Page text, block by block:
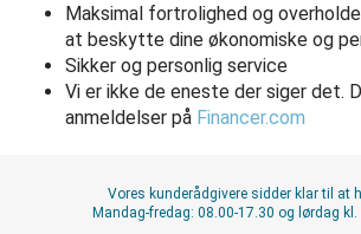
Maksimal fortrolighed og
at beskytte dine økonomiske og
Sikker og personlig service
Vi er ikke de eneste der siger det.
anmeldelser på Financer.com
Vores kunderådgivere sidder klar til at
Mandag-fredag: 08.00-17.30 og lørdag kl.